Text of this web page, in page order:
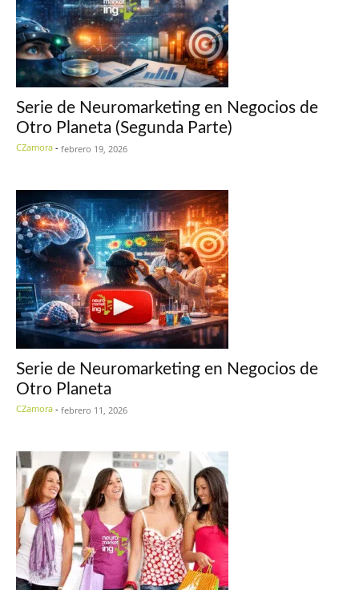
Serie de Neuromarketing en Negocios de
Otro Planeta (Segunda Parte)
CZamora - febrero 19, 2026
Serie de Neuromarketing en Negocios de
Otro Planeta
CZamora - febrero 11, 2026